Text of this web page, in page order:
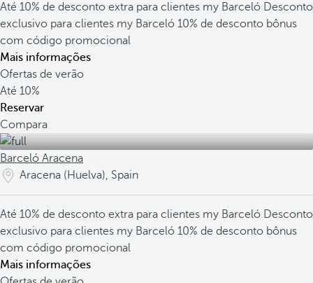
Até 10% de desconto extra para clientes my Barceló Desconto
exclusivo para clientes my Barceló 10% de desconto bônus
com código promocional
Mais informações
Ofertas de verão
Até 10%
Reservar
Compara
Barceló Aracena
Aracena (Huelva), Spain
Até 10% de desconto extra para clientes my Barceló Desconto
exclusivo para clientes my Barceló 10% de desconto bônus
com código promocional
Mais informações